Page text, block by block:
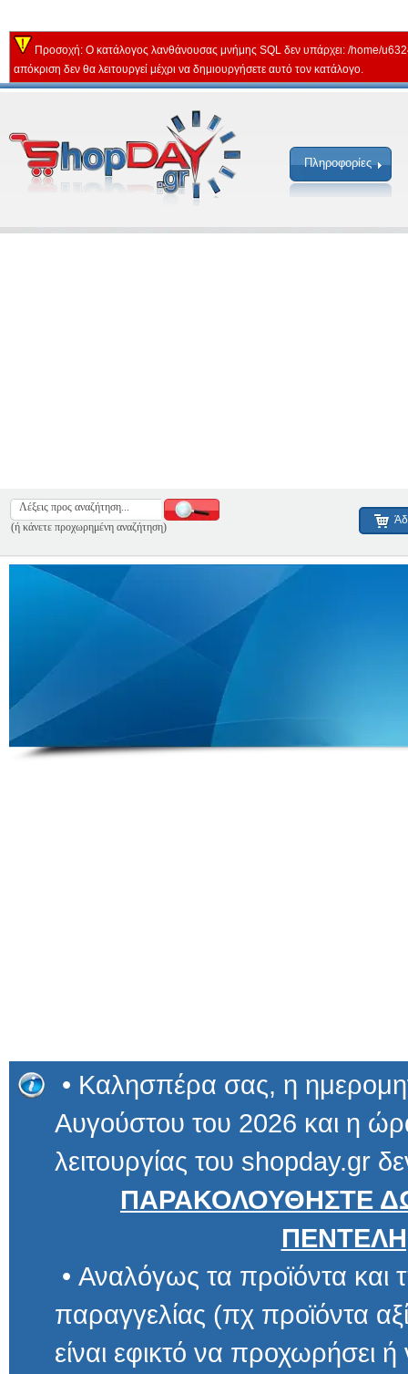
Προσοχή: Ο κατάλογος λανθάνουσας μνήμης SQL δεν υπάρχει: /home/
απόκριση δεν θα λειτουργεί μέχρι να δημιουργήσετε αυτό τον κατάλογο.
Πληροφορίες
(ή κάνετε προχωρημένη αναζήτηση)
• Καλησπέρα σας, η
Αυγούστου του 2026 και η
λειτουργίας του shopday.gr
ΠΑΡΑΚΟΛΟΥΘΗΣΤΕ
• Αναλόγως τα προϊόντα και
παραγγελίας (πχ προϊόντα αξίας
είναι εφικτό να προχωρήσει ή να
αντικαταβολή παρά μόνο μετά
οφείλεται στο ότι το site μας τώρα
τους πρώην προμηθευτές μας